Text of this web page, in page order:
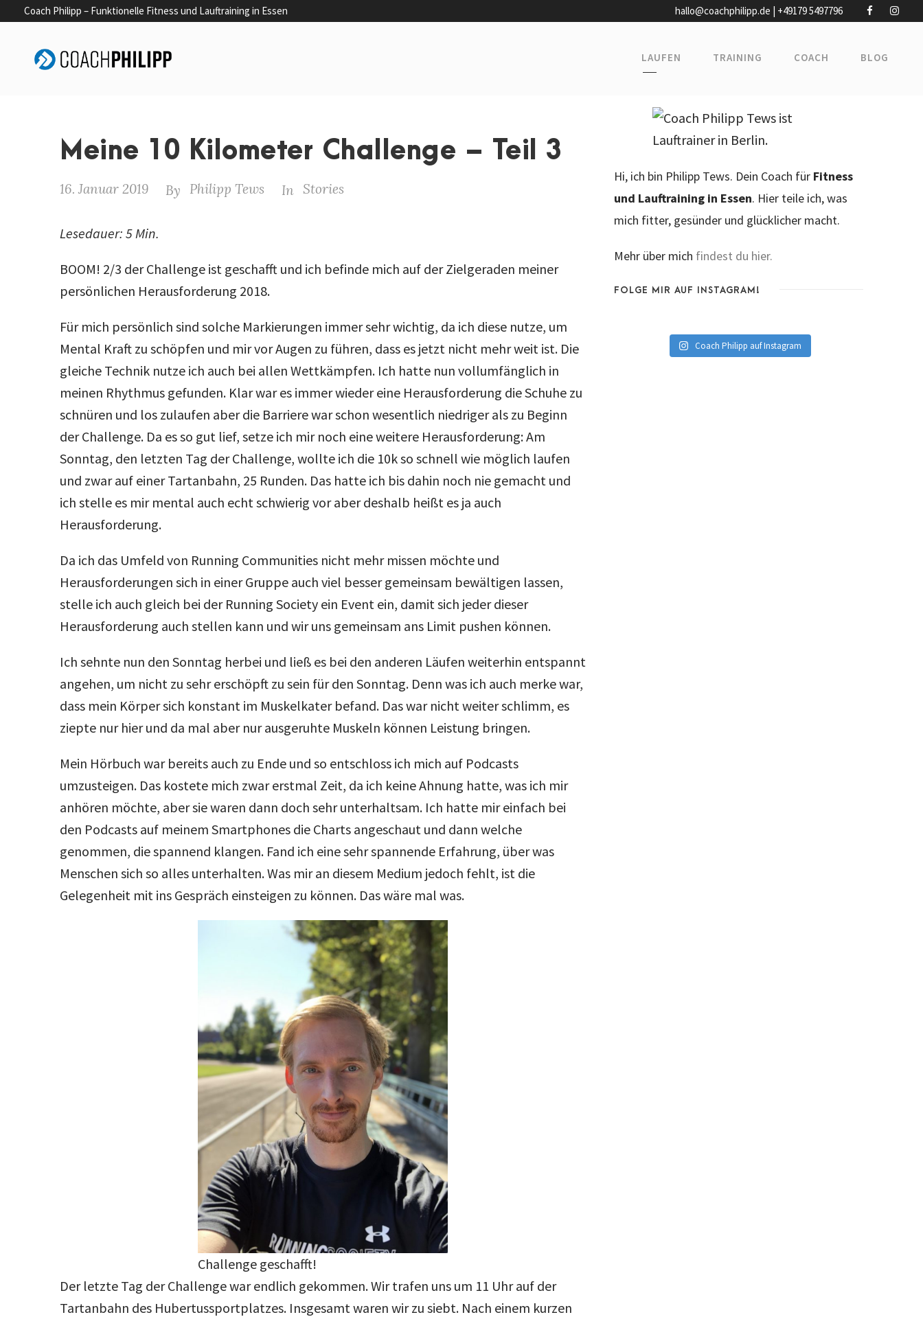
Coach Philipp – Funktionelle Fitness und Lauftraining in Essen hallo@coachphilipp.de | +49179 5497796
LAUFEN TRAINING COACH BLOG
Meine 10 Kilometer Challenge – Teil 3
16. Januar 2019 By Philipp Tews In Stories
Lesedauer: 5 Min.
BOOM! 2/3 der Challenge ist geschafft und ich befinde mich auf der Zielgeraden meiner
persönlichen Herausforderung 2018.
Für mich persönlich sind solche Markierungen immer sehr wichtig, da ich diese nutze, um
Mental Kraft zu schöpfen und mir vor Augen zu führen, dass es jetzt nicht mehr weit ist. Die
gleiche Technik nutze ich auch bei allen Wettkämpfen. Ich hatte nun vollumfänglich in
meinen Rhythmus gefunden. Klar war es immer wieder eine Herausforderung die Schuhe zu
schnüren und los zulaufen aber die Barriere war schon wesentlich niedriger als zu Beginn
der Challenge. Da es so gut lief, setze ich mir noch eine weitere Herausforderung: Am
Sonntag, den letzten Tag der Challenge, wollte ich die 10k so schnell wie möglich laufen
und zwar auf einer Tartanbahn, 25 Runden. Das hatte ich bis dahin noch nie gemacht und
ich stelle es mir mental auch echt schwierig vor aber deshalb heißt es ja auch
Herausforderung.
Da ich das Umfeld von Running Communities nicht mehr missen möchte und
Herausforderungen sich in einer Gruppe auch viel besser gemeinsam bewältigen lassen,
stelle ich auch gleich bei der Running Society ein Event ein, damit sich jeder dieser
Herausforderung auch stellen kann und wir uns gemeinsam ans Limit pushen können.
Ich sehnte nun den Sonntag herbei und ließ es bei den anderen Läufen weiterhin entspannt
angehen, um nicht zu sehr erschöpft zu sein für den Sonntag. Denn was ich auch merke war,
dass mein Körper sich konstant im Muskelkater befand. Das war nicht weiter schlimm, es
ziepte nur hier und da mal aber nur ausgeruhte Muskeln können Leistung bringen.
Mein Hörbuch war bereits auch zu Ende und so entschloss ich mich auf Podcasts
umzusteigen. Das kostete mich zwar erstmal Zeit, da ich keine Ahnung hatte, was ich mir
anhören möchte, aber sie waren dann doch sehr unterhaltsam. Ich hatte mir einfach bei
den Podcasts auf meinem Smartphones die Charts angeschaut und dann welche
genommen, die spannend klangen. Fand ich eine sehr spannende Erfahrung, über was
Menschen sich so alles unterhalten. Was mir an diesem Medium jedoch fehlt, ist die
Gelegenheit mit ins Gespräch einsteigen zu können. Das wäre mal was.
Challenge geschafft!
Der letzte Tag der Challenge war endlich gekommen. Wir trafen uns um 11 Uhr auf der
Tartanbahn des Hubertussportplatzes. Insgesamt waren wir zu siebt. Nach einem kurzen
Hi, ich bin Philipp Tews. Dein Coach für Fitness
und Lauftraining in Essen. Hier teile ich, was
mich fitter, gesünder und glücklicher macht.
Mehr über mich findest du hier.
FOLGE MIR AUF INSTAGRAM!
Coach Philipp auf Instagram